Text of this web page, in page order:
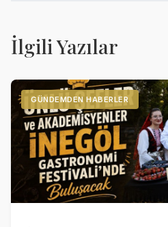
İlgili Yazılar
GÜNDEMDEN HABERLER